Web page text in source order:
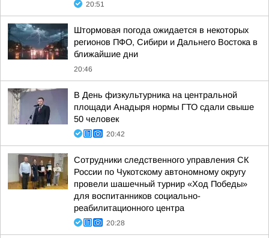
20:51
Штормовая погода ожидается в некоторых
регионов ПФО, Сибири и Дальнего Востока в
ближайшие дни
20:46
В День физкультурника на центральной
площади Анадыря нормы ГТО сдали свыше
50 человек
20:42
Сотрудники следственного управления СК
России по Чукотскому автономному округу
провели шашечный турнир «Ход Победы»
для воспитанников социально-
реабилитационного центра
20:28